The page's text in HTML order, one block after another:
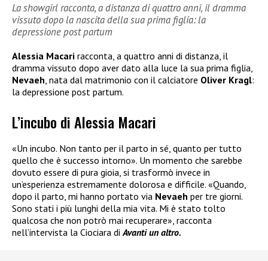
La showgirl racconta, a distanza di quattro anni, il dramma
vissuto dopo la nascita della sua prima figlia: la
depressione post partum
Alessia Macari racconta, a quattro anni di distanza, il
dramma vissuto dopo aver dato alla luce la sua prima figlia,
Nevaeh , nata dal matrimonio con il calciatore Oliver Kragl:
la depressione post partum.
L’incubo di Alessia Macari
«Un incubo. Non tanto per il parto in sé, quanto per tutto
quello che è successo intorno». Un momento che sarebbe
dovuto essere di pura gioia, si trasformò invece in
un’esperienza estremamente dolorosa e difficile. «Quando,
dopo il parto, mi hanno portato via Nevaeh per tre giorni.
Sono stati i più lunghi della mia vita. Mi è stato tolto
qualcosa che non potrò mai recuperare», racconta
nell’intervista la Ciociara diAvanti un altro.